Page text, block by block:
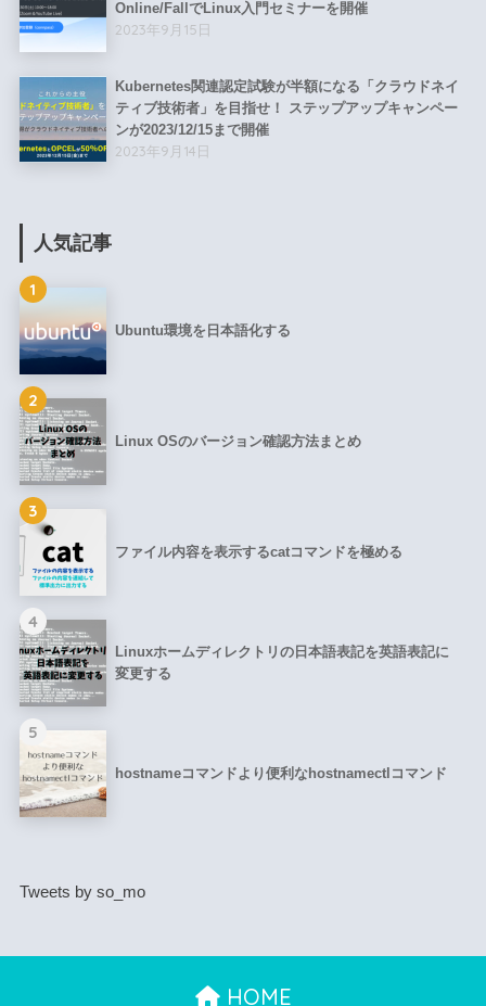
Online/FallでLinux入門セミナーを開催
2023年9月15日
Kubernetes関連認定試験が半額になる「クラウドネイ
ティブ技術者」を目指せ！ ステップアップキャンペー
ンが2023/12/15まで開催
2023年9月14日
人気記事
1
Ubuntu環境を日本語化する
2
Linux OSのバージョン確認方法まとめ
3
ファイル内容を表示するcatコマンドを極める
4
Linuxホームディレクトリの日本語表記を英語表記に
変更する
5
hostnameコマンドより便利なhostnamectlコマンド
Tweets by so_mo
HOME